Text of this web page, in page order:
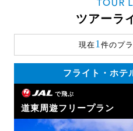
TOUR
ツアーラ
現在1件のプ
フライト・ホテ
で飛ぶ
道東周遊フリープラン